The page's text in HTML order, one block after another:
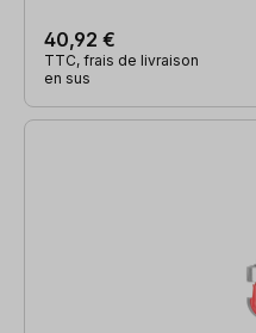
40,92 €
TTC, frais de livraison
en sus